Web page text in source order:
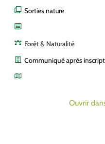
Sorties nature
Forêt & Naturalité
Communiqué après
Ouvrir